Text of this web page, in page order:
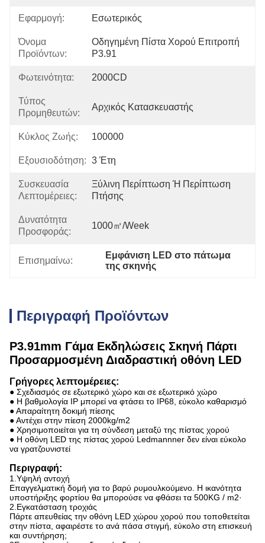
Εφαρμογή: Εσωτερικός
Όνομα
Προϊόντων:
Οδηγημένη Πίστα Χορού Επιτροπή
P3.91
Φωτεινότητα: 2000CD
Τύπος
Προμηθευτών:
Αρχικός Κατασκευαστής
Κύκλος Ζωής: 100000
Εξουσιοδότηση: 3 Έτη
Συσκευασία
Λεπτομέρειες:
Ξύλινη Περίπτωση Ή Περίπτωση
Πτήσης
Δυνατότητα
Προσφοράς:
1000㎡/week
Επισημαίνω:
Εμφάνιση LED στο πάτωμα
της σκηνής
Περιγραφή Προϊόντων
P3.91mm Γάμα Εκδηλώσεις Σκηνή Πάρτι
Προσαρμοσμένη Διαδραστική οθόνη LED
Γρήγορες λεπτομέρειες:
● Σχεδιασμός σε εξωτερικό χώρο και σε εξωτερικό χώρο
● Η βαθμολογία IP μπορεί να φτάσει το IP68, εύκολο καθαρισμό
● Απαραίτητη δοκιμή πίεσης
● Αντέχει στην πίεση 2000kg/m2
● Χρησιμοποιείται για τη σύνδεση μεταξύ της πίστας χορού
● Η οθόνη LED της πίστας χορού Ledmannner δεν είναι εύκολο
να γρατζουνιστεί
Περιγραφή:
1.Υψηλή αντοχή
Επαγγελματική δομή για το βαρύ ρυμουλκούμενο. Η ικανότητα
υποστήριξης φορτίου θα μπορούσε να φθάσει τα 500KG / m2·
2.Εγκατάσταση τροχιάς
Πάρτε απευθείας την οθόνη LED χώρου χορού που τοποθετείται
στην πίστα, αφαιρέστε το ανά πάσα στιγμή, εύκολο στη επισκευή
και συντήρηση;